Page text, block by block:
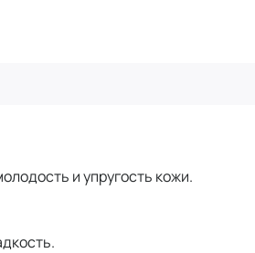
и упругость кожи.